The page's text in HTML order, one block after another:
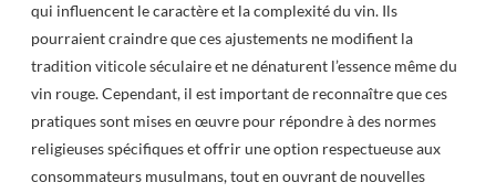
qui influencent le caractère et la complexité du vin. Ils
pourraient craindre que ces ajustements ne modifient la
tradition viticole séculaire et ne dénaturent l’essence même du
vin rouge. Cependant, il est important de reconnaître que ces
pratiques sont mises en œuvre pour répondre à des normes
religieuses spécifiques et offrir une option respectueuse aux
consommateurs musulmans, tout en ouvrant de nouvelles